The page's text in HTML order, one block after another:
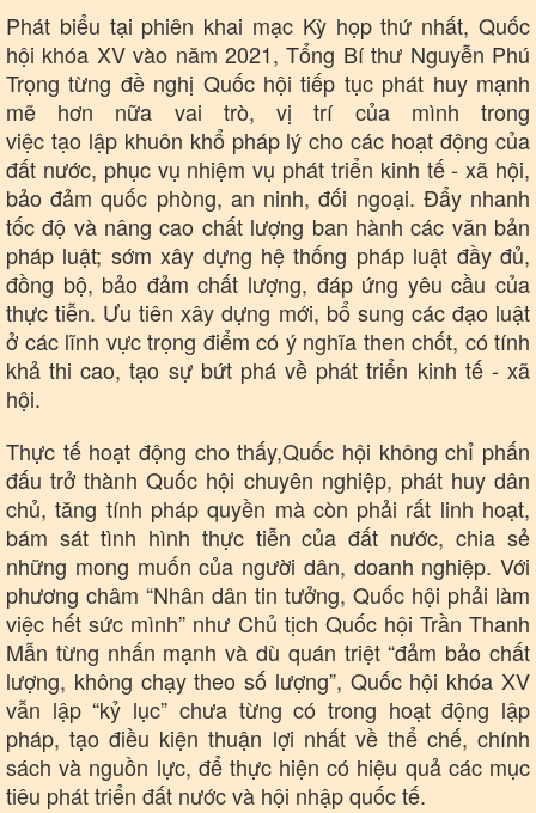
Phát biểu tại phiên khai mạc Kỳ họp thứ nhất, Quốc
hội khóa XV vào năm 2021, Tổng Bí thư Nguyễn Phú
Trọng từng đề nghị Quốc hội tiếp tục phát huy mạnh
mẽ hơn nữa vai trò, vị trí của mình trong
việc tạo lập khuôn khổ pháp lý cho các hoạt động của
đất nước, phục vụ nhiệm vụ phát triển kinh tế - xã hội,
bảo đảm quốc phòng, an ninh, đối ngoại. Đẩy nhanh
tốc độ và nâng cao chất lượng ban hành các văn bản
pháp luật; sớm xây dựng hệ thống pháp luật đầy đủ,
đồng bộ, bảo đảm chất lượng, đáp ứng yêu cầu của
thực tiễn. Ưu tiên xây dựng mới, bổ sung các đạo luật
ở các lĩnh vực trọng điểm có ý nghĩa then chốt, có tính
khả thi cao, tạo sự bứt phá về phát triển kinh tế - xã
hội.
Thực tế hoạt động cho thấy,Quốc hội không chỉ phấn
đấu trở thành Quốc hội chuyên nghiệp, phát huy dân
chủ, tăng tính pháp quyền mà còn phải rất linh hoạt,
bám sát tình hình thực tiễn của đất nước, chia sẻ
những mong muốn của người dân, doanh nghiệp. Với
phương châm “Nhân dân tin tưởng, Quốc hội phải làm
việc hết sức mình” như Chủ tịch Quốc hội Trần Thanh
Mẫn từng nhấn mạnh và dù quán triệt “đảm bảo chất
lượng, không chạy theo số lượng”, Quốc hội khóa XV
vẫn lập “kỷ lục” chưa từng có trong hoạt động lập
pháp, tạo điều kiện thuận lợi nhất về thể chế, chính
sách và nguồn lực, để thực hiện có hiệu quả các mục
tiêu phát triển đất nước và hội nhập quốc tế.